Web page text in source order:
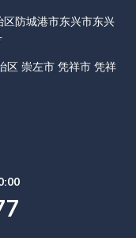
防城港市东兴市东兴
区 崇左市 凭祥市 凭祥